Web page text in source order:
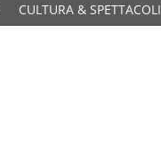
CULTURA & SPETTACOLI